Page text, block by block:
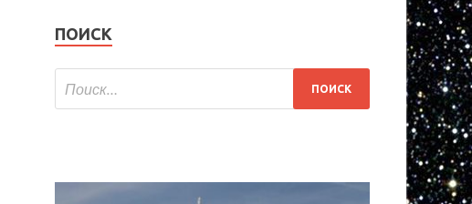
ПОИСК